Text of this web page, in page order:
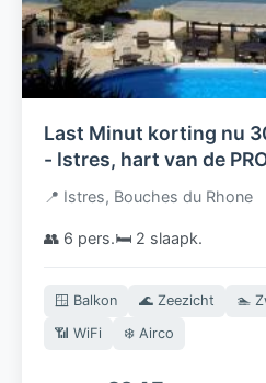
Last Minut korting nu
- Istres, hart van de
met 6 gites - UNIEK DIRECT AAN HET
WATER GELEGEN !
📍 Istres, Bouches du Rhone
👥 6 pers.🛏️ 2 slaapk.
🪟 Balkon 🌊 Zeezicht 🏊
📶 WiFi
❄️ Airco